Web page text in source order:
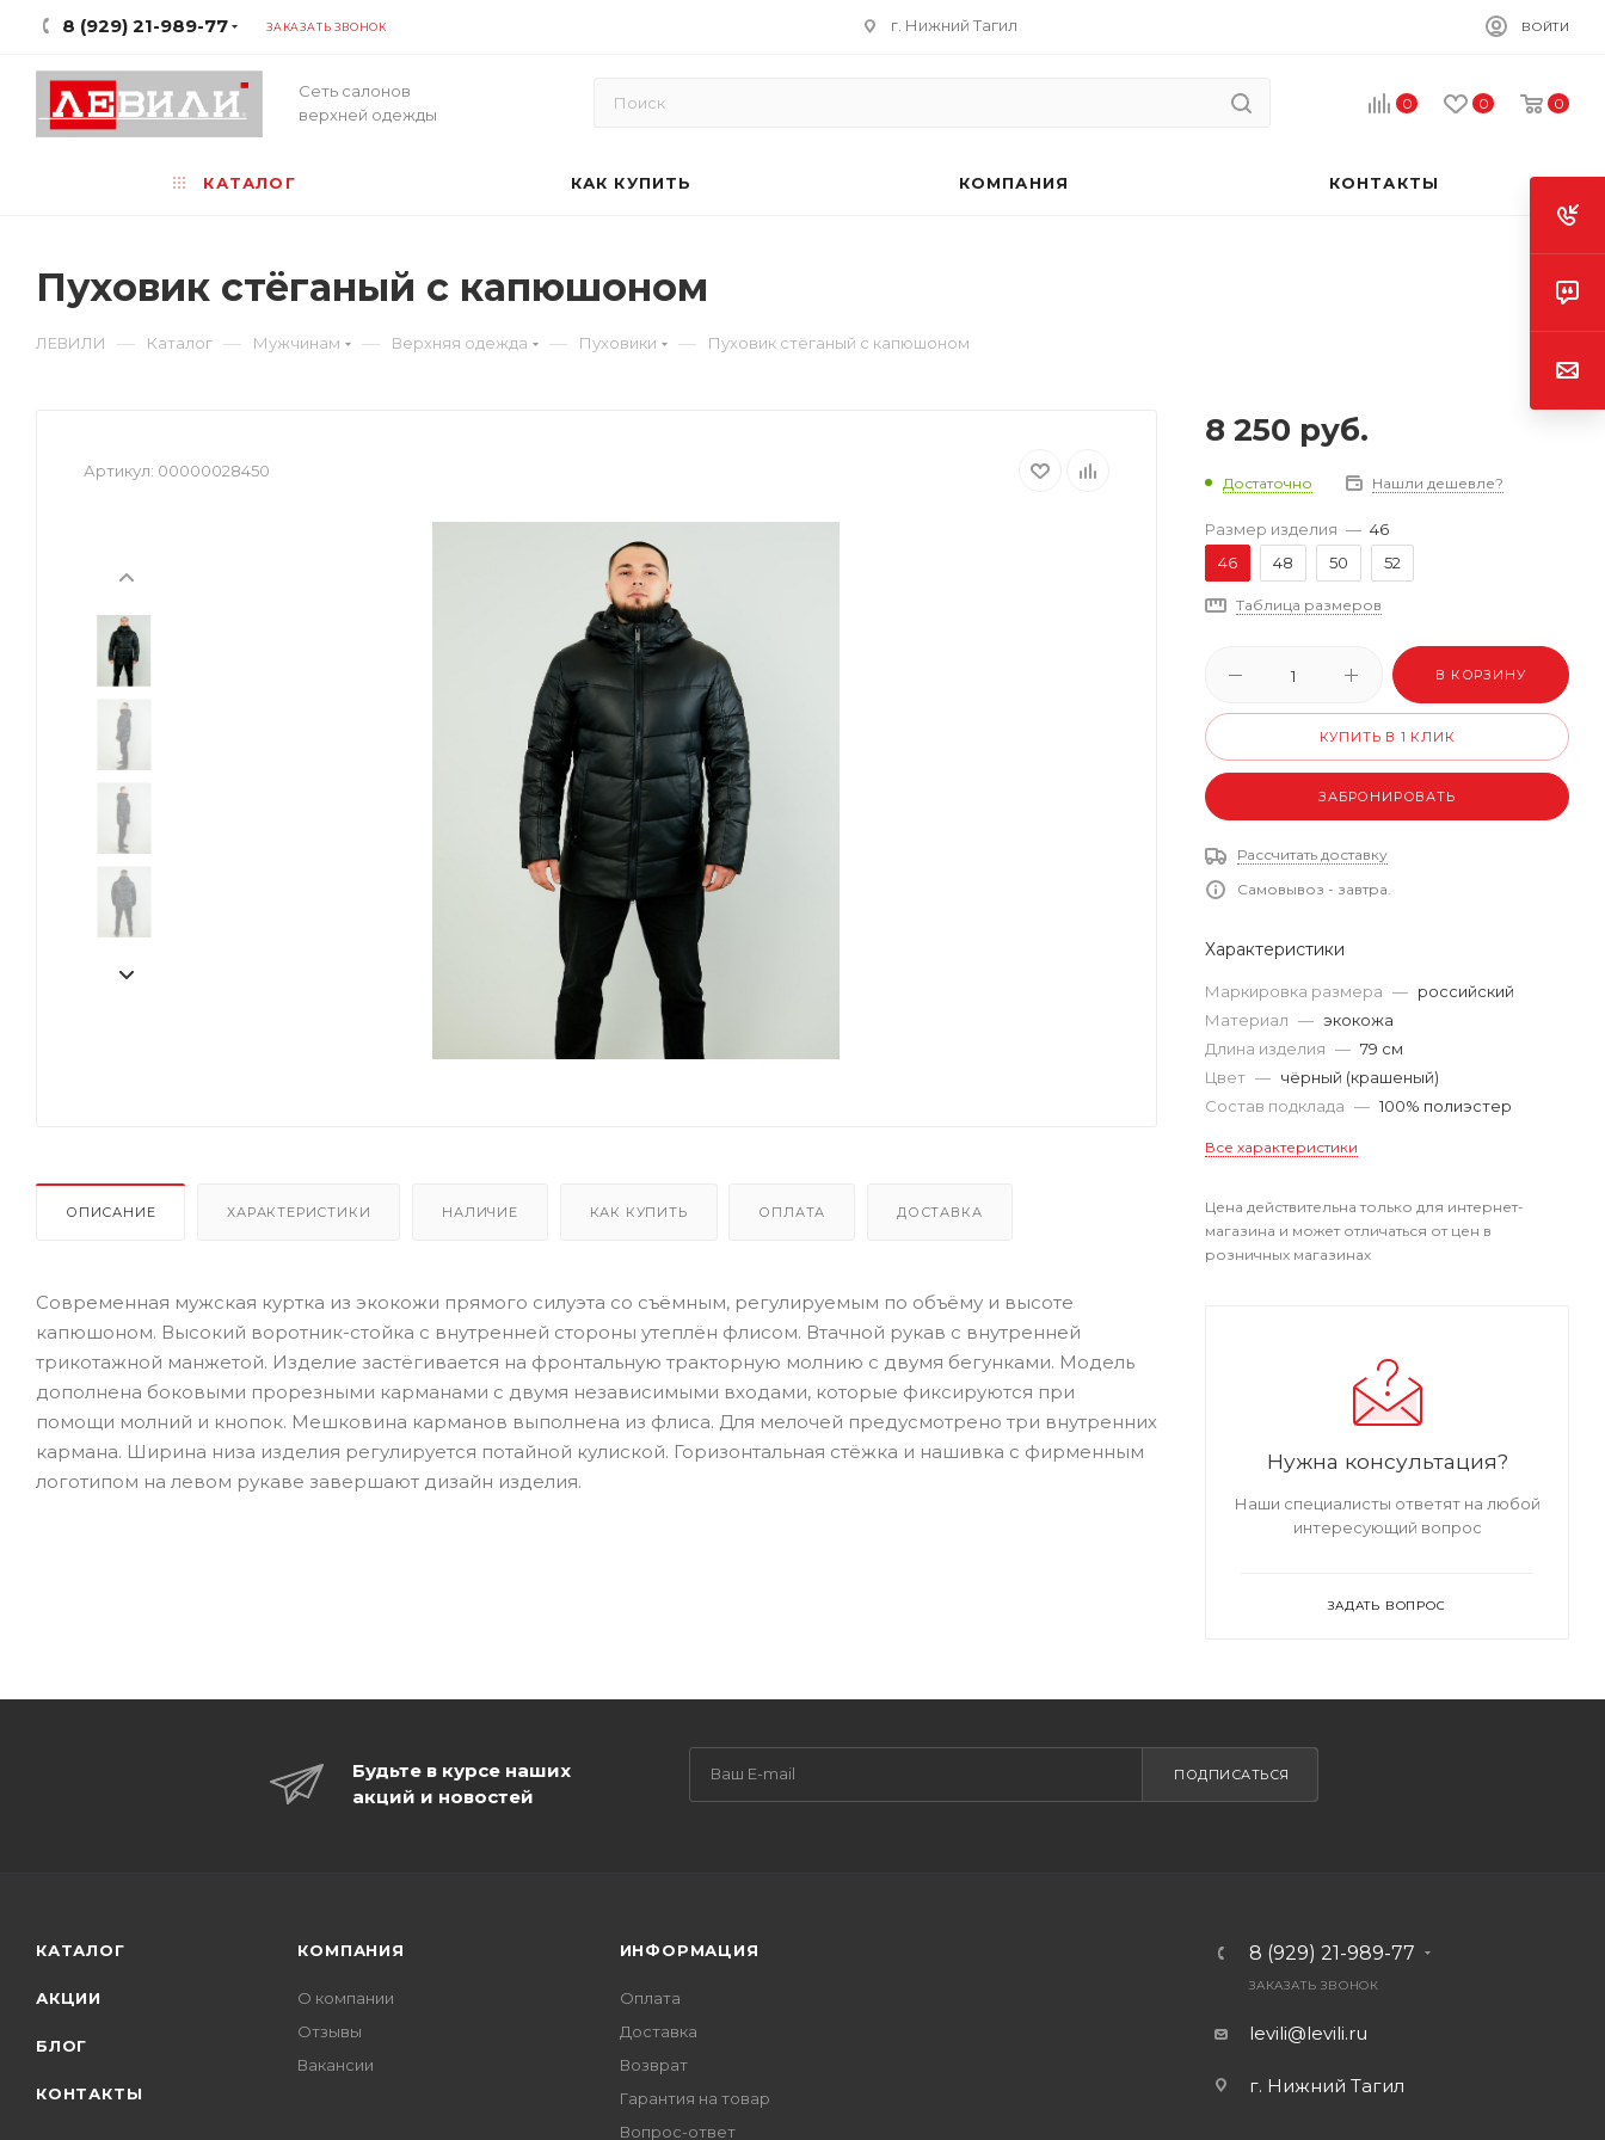
8 (929) 21-989-77 ЗАКАЗАТЬ ЗВОНОК г. Нижний Тагил ВОЙТИ
Сеть салонов
верхней одежды
0 0 0
КАТАЛОГ КАК КУПИТЬ КОМПАНИЯ КОНТАКТЫ
Пуховик стёганый с капюшоном
ЛЕВИЛИ — Каталог — Мужчинам — Верхняя одежда — Пуховики — Пуховик стёганый с капюшоном
Артикул: 00000028450
ОПИСАНИЕ ХАРАКТЕРИСТИКИ НАЛИЧИЕ КАК КУПИТЬ ОПЛАТА ДОСТАВКА
Современная мужская куртка из экокожи прямого силуэта со съёмным, регулируемым по объёму и высоте
капюшоном. Высокий воротник-стойка с внутренней стороны утеплён флисом. Втачной рукав с внутренней
трикотажной манжетой. Изделие застёгивается на фронтальную тракторную молнию с двумя бегунками. Модель
дополнена боковыми прорезными карманами с двумя независимыми входами, которые фиксируются при
помощи молний и кнопок. Мешковина карманов выполнена из флиса. Для мелочей предусмотрено три внутренних
кармана. Ширина низа изделия регулируется потайной кулиской. Горизонтальная стёжка и нашивка с фирменным
логотипом на левом рукаве завершают дизайн изделия.
8 250 руб.
Достаточно Нашли дешевле?
Размер изделия — 46
46
48 50 52
Таблица размеров
В КОРЗИНУ
КУПИТЬ В 1 КЛИК
ЗАБРОНИРОВАТЬ
Рассчитать доставку
Самовывоз - завтра.
Характеристики
Маркировка размера — российский
Материал — экокожа
Длина изделия — 79 см
Цвет — чёрный (крашеный)
Состав подклада — 100% полиэстер
Все характеристики
Цена действительна только для интернет-
магазина и может отличаться от цен в
розничных магазинах
Нужна консультация?
Наши специалисты ответят на любой
интересующий вопрос
ЗАДАТЬ ВОПРОС
Будьте в курсе наших
акций и новостей
ПОДПИСАТЬСЯ
КАТАЛОГ
АКЦИИ
БЛОГ
КОНТАКТЫ
КОМПАНИЯ
О компании
Отзывы
Вакансии
ИНФОРМАЦИЯ
Оплата
Доставка
Возврат
Гарантия на товар
Вопрос-ответ
8 (929) 21-989-77
ЗАКАЗАТЬ ЗВОНОК
levili@levili.ru
г. Нижний Тагил